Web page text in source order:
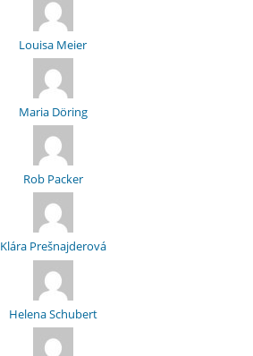
Louisa Meier
Maria Döring
Rob Packer
Klára Prešnajderová
Helena Schubert